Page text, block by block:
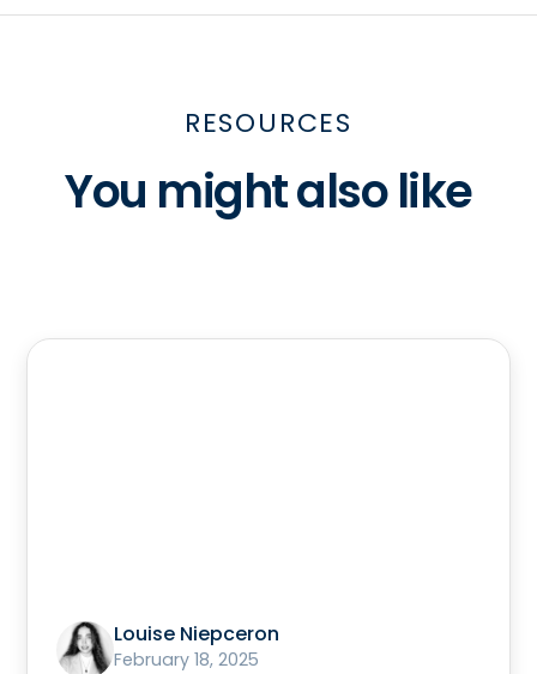
RESOURCES
You might also like
Louise Niepceron
February 18, 2025